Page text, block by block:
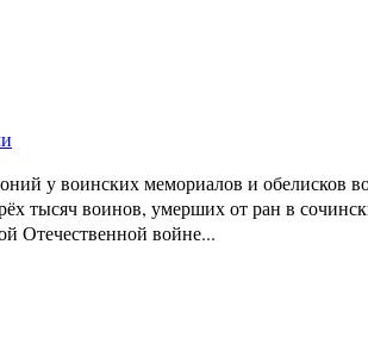
у воинских мемориалов и обелисков
тысяч воинов, умерших от ран в
Отечественной войне...